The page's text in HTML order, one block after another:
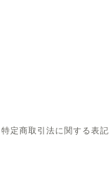
特定商取引法に関する表記